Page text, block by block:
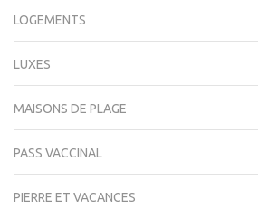
LOGEMENTS
LUXES
MAISONS DE PLAGE
PASS VACCINAL
PIERRE ET VACANCES